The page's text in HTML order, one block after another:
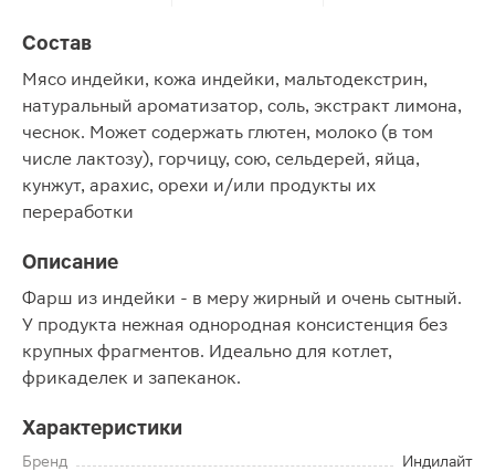
Состав
Мясо индейки, кожа индейки, мальтодекстрин,
натуральный ароматизатор, соль, экстракт лимона,
чеснок. Может содержать глютен, молоко (в том
числе лактозу), горчицу, сою, сельдерей, яйца,
кунжут, арахис, орехи и/или продукты их
переработки
Описание
Фарш из индейки - в меру жирный и очень сытный.
У продукта нежная однородная консистенция без
крупных фрагментов. Идеально для котлет,
фрикаделек и запеканок.
Характеристики
Бренд
Индилайт